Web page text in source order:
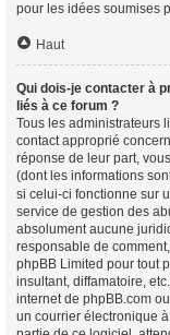
pour les idées soumises
Haut
Qui dois-je contacter à
liés à ce forum ?
Tous les administrateurs
contact approprié
réponse de leur part,
(dont les informations
si celui-ci fonctionne sur
service de gestion des
absolument aucune
responsable de
phpBB Limited pour tout
insultant, diffamatoire,
internet de phpBB.com
un courrier électronique